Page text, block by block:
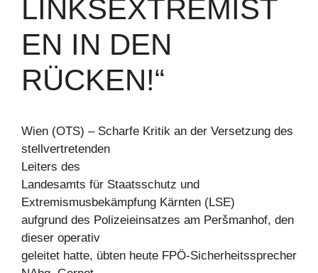
LINKSEXTREMIST
EN IN DEN
RÜCKEN!“
Wien (OTS) – Scharfe Kritik an der Versetzung des
stellvertretenden
Leiters des
Landesamts für Staatsschutz und
Extremismusbekämpfung Kärnten (LSE)
aufgrund des Polizeieinsatzes am Peršmanhof, den
dieser operativ
geleitet hatte, übten heute FPÖ-Sicherheitssprecher